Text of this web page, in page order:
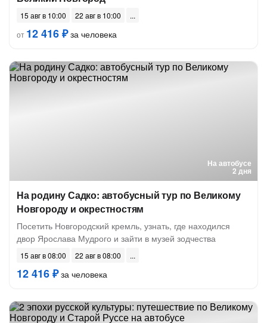
15 авг в 10:00
22 авг в 10:00
от 12 416 ₽за человека
На автобусе
2 дня
На родину Садко: автобусный тур по Великому
Новгороду и окрестностям
Посетить Новгородский кремль, узнать, где находился
двор Ярослава Мудрого и зайти в музей зодчества
15 авг в 08:00 22 авг в 08:00
12 416 ₽за человека